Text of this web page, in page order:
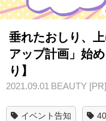
垂れたおしり、
アップ計画」始
り】
2021.09.01 BEAUTY [PR]
イベント告知